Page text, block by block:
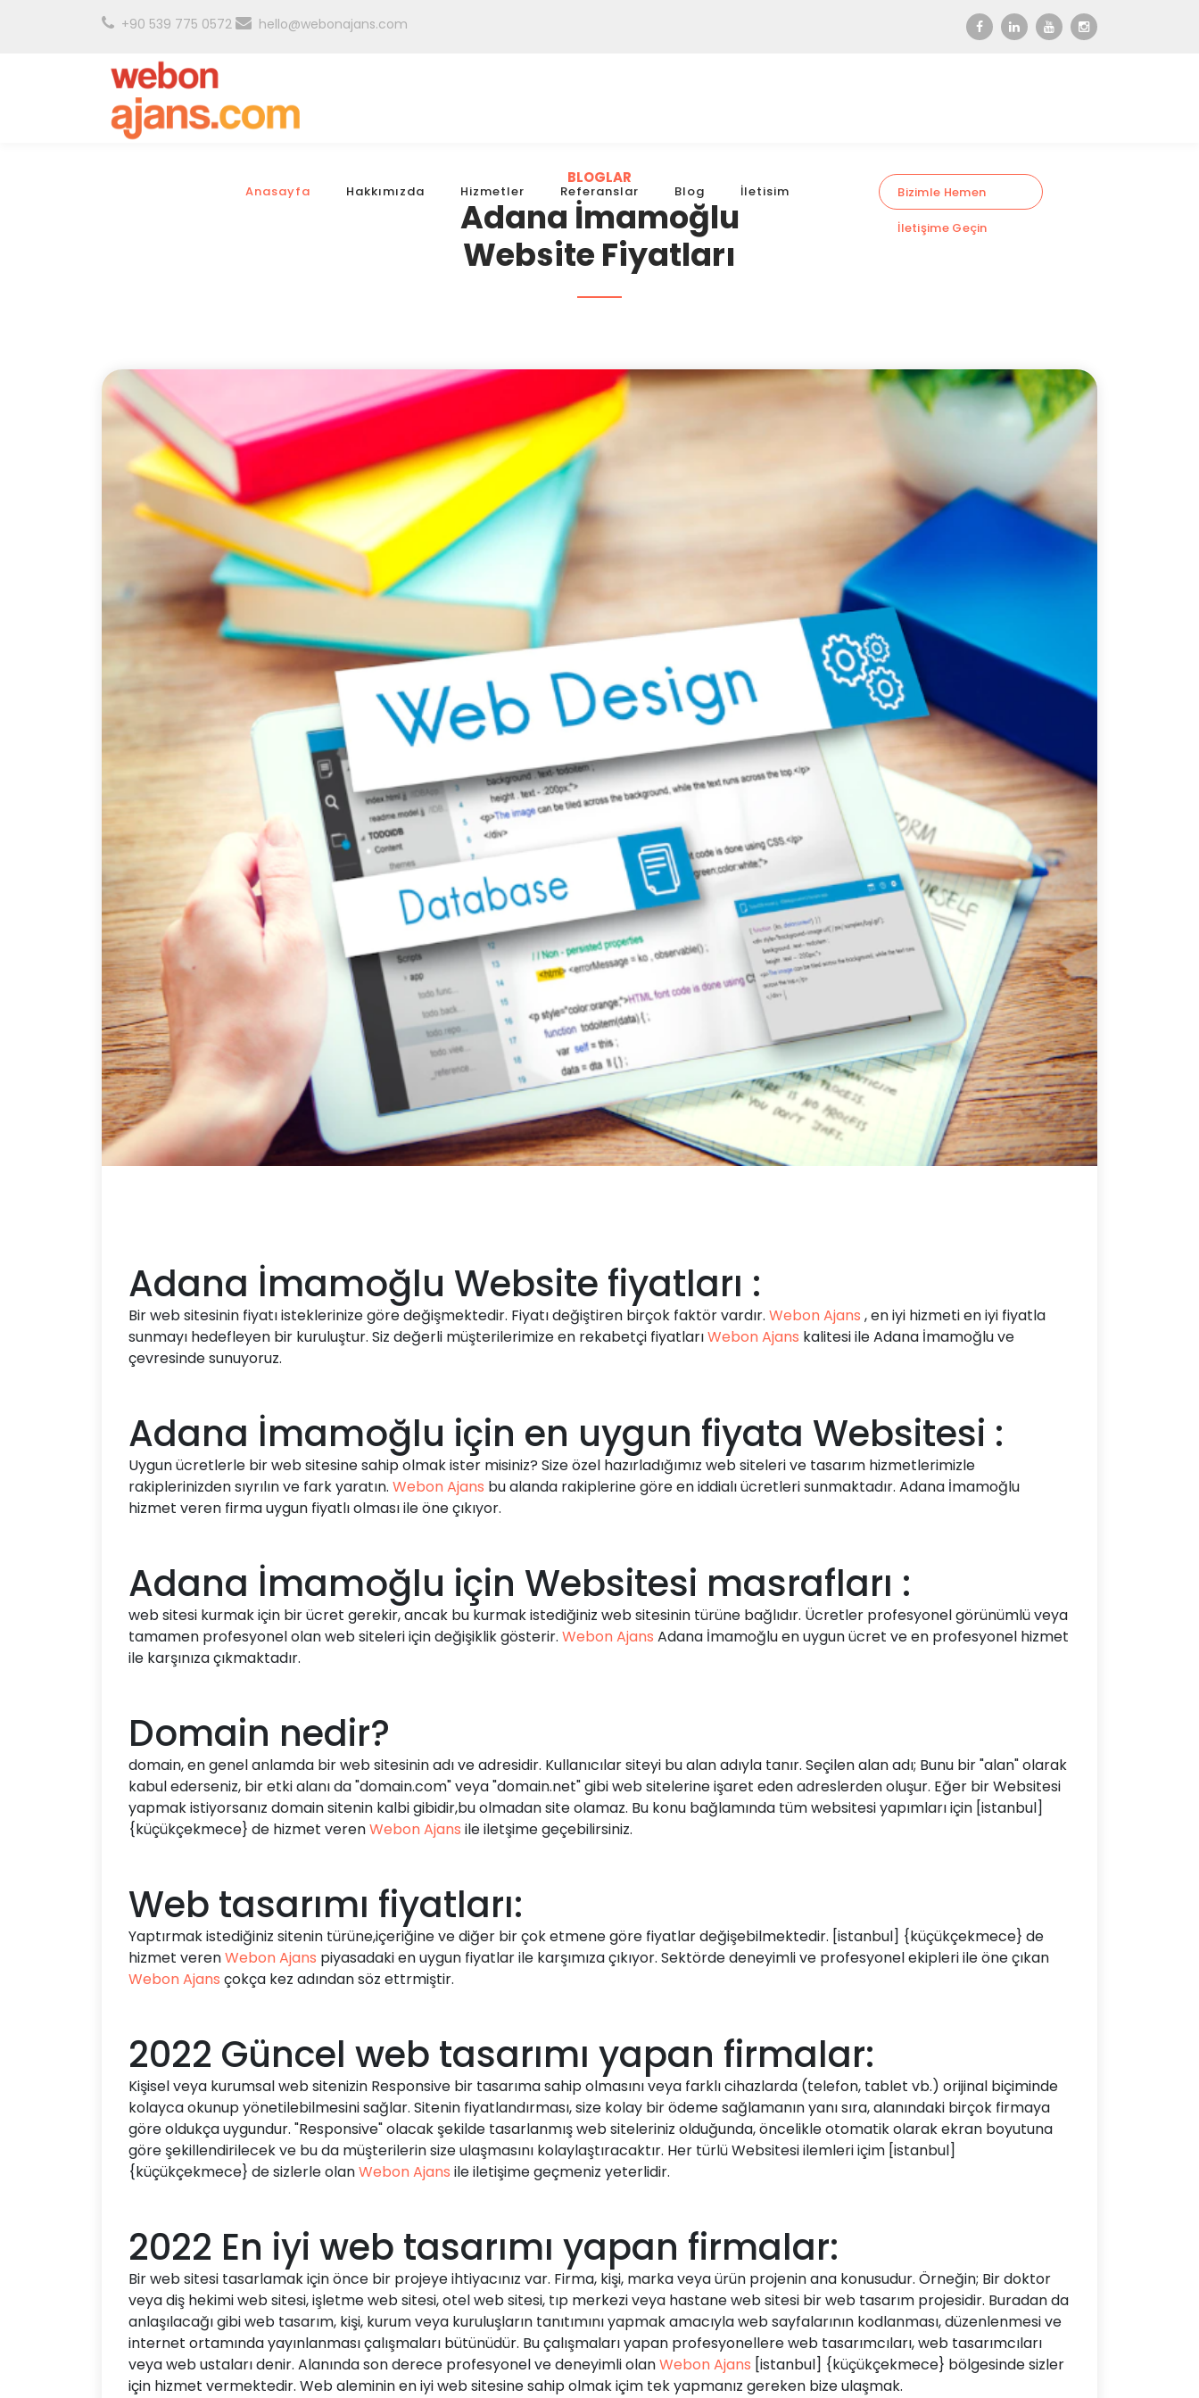
+90 539 775 0572 hello@webonajans.com
Anasayfa Hakkımızda Hizmetler Referanslar Blog İletisim Bizimle Hemen
İletişime Geçin
BLOGLAR
Adana İmamoğlu
Website Fiyatları
Adana İmamoğlu Website fiyatları :
Bir web sitesinin fiyatı isteklerinize göre değişmektedir. Fiyatı değiştiren birçok faktör vardır. Webon Ajans , en iyi hizmeti en iyi fiyatla
sunmayı hedefleyen bir kuruluştur. Siz değerli müşterilerimize en rekabetçi fiyatlarıWebon Ajans kalitesi ile Adana İmamoğlu ve
çevresinde sunuyoruz.
Adana İmamoğlu için en uygun fiyata Websitesi :
Uygun ücretlerle bir web sitesine sahip olmak ister misiniz? Size özel hazırladığımız web siteleri ve tasarım hizmetlerimizle
rakiplerinizden sıyrılın ve fark yaratın. Webon Ajans bu alanda rakiplerine göre en iddialı ücretleri sunmaktadır. Adana İmamoğlu
hizmet veren firma uygun fiyatlı olması ile öne çıkıyor.
Adana İmamoğlu için Websitesi masrafları :
web sitesi kurmak için bir ücret gerekir, ancak bu kurmak istediğiniz web sitesinin türüne bağlıdır. Ücretler profesyonel görünümlü veya
tamamen profesyonel olan web siteleri için değişiklik gösterir. Webon Ajans Adana İmamoğlu en uygun ücret ve en profesyonel hizmet
ile karşınıza çıkmaktadır.
Domain nedir?
domain, en genel anlamda bir web sitesinin adı ve adresidir. Kullanıcılar siteyi bu alan adıyla tanır. Seçilen alan adı; Bunu bir "alan" olarak
kabul ederseniz, bir etki alanı da "domain.com" veya "domain.net" gibi web sitelerine işaret eden adreslerden oluşur. Eğer bir Websitesi
yapmak istiyorsanız domain sitenin kalbi gibidir,bu olmadan site olamaz. Bu konu bağlamında tüm websitesi yapımları için [istanbul]
{küçükçekmece} de hizmet verenWebon Ajans ile iletşime geçebilirsiniz.
Web tasarımı fiyatları:
Yaptırmak istediğiniz sitenin türüne,içeriğine ve diğer bir çok etmene göre fiyatlar değişebilmektedir. [istanbul] {küçükçekmece} de
hizmet verenWebon Ajans piyasadaki en uygun fiyatlar ile karşımıza çıkıyor. Sektörde deneyimli ve profesyonel ekipleri ile öne çıkan
Webon Ajans çokça kez adından söz ettrmiştir.
2022 Güncel web tasarımı yapan firmalar:
Kişisel veya kurumsal web sitenizin Responsive bir tasarıma sahip olmasını veya farklı cihazlarda (telefon, tablet vb.) orijinal biçiminde
kolayca okunup yönetilebilmesini sağlar. Sitenin fiyatlandırması, size kolay bir ödeme sağlamanın yanı sıra, alanındaki birçok firmaya
göre oldukça uygundur. "Responsive" olacak şekilde tasarlanmış web siteleriniz olduğunda, öncelikle otomatik olarak ekran boyutuna
göre şekillendirilecek ve bu da müşterilerin size ulaşmasını kolaylaştıracaktır. Her türlü Websitesi ilemleri içim [istanbul]
{küçükçekmece} de sizlerle olanWebon Ajans ile iletişime geçmeniz yeterlidir.
2022 En iyi web tasarımı yapan firmalar:
Bir web sitesi tasarlamak için önce bir projeye ihtiyacınız var. Firma, kişi, marka veya ürün projenin ana konusudur. Örneğin; Bir doktor
veya diş hekimi web sitesi, işletme web sitesi, otel web sitesi, tıp merkezi veya hastane web sitesi bir web tasarım projesidir. Buradan da
anlaşılacağı gibi web tasarım, kişi, kurum veya kuruluşların tanıtımını yapmak amacıyla web sayfalarının kodlanması, düzenlenmesi ve
internet ortamında yayınlanması çalışmaları bütünüdür. Bu çalışmaları yapan profesyonellere web tasarımcıları, web tasarımcıları
veya web ustaları denir. Alanında son derece profesyonel ve deneyimli olanWebon Ajans [istanbul] {küçükçekmece} bölgesinde sizler
için hizmet vermektedir. Web aleminin en iyi web sitesine sahip olmak içim tek yapmanız gereken bize ulaşmak.